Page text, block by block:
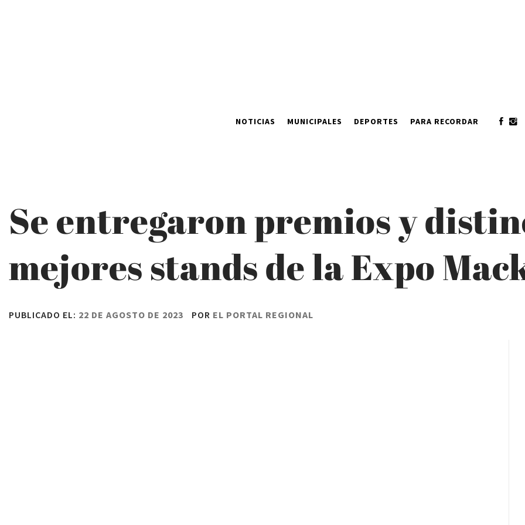
NOTICIAS MUNICIPALES DEPORTES PARA RECORDAR
Se entregaron premios y
mejores stands de la Expo
PUBLICADO EL: 22 DE AGOSTO DE 2023 POR EL PORTAL REGIONAL